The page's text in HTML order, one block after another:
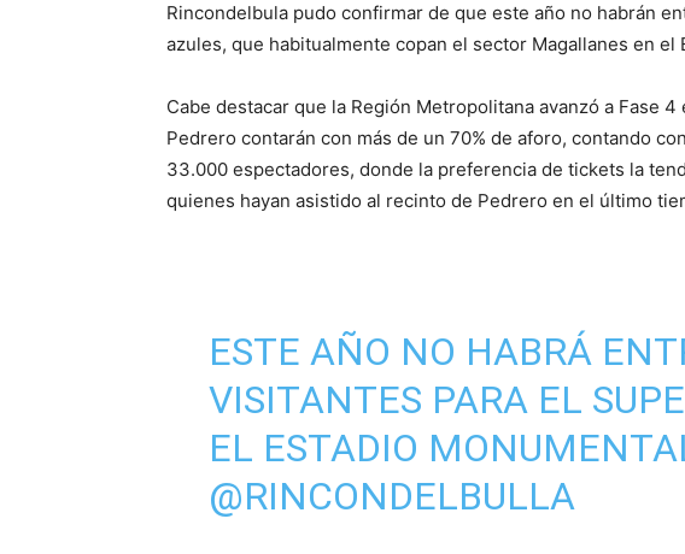
Rincondelbula pudo confirmar de que este año no habrán
azules, que habitualmente copan el sector Magallanes en el
Cabe destacar que la Región Metropolitana avanzó a Fase
Pedrero contarán con más de un 70% de aforo, contando
33.000 espectadores, donde la preferencia de tickets la
quienes hayan asistido al recinto de Pedrero en el último
ESTE AÑO NO HABRÁ
VISITANTES PARA EL
EL ESTADIO
@RINCONDELBULLA